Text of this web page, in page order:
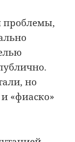
проблемы,
но
«фиаско»